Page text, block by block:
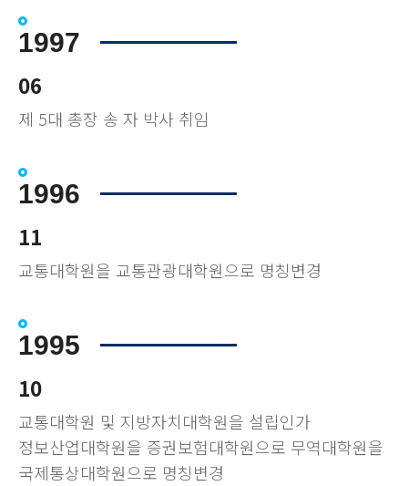
1997
06
제 5대 총장 송 자 박사 취임
1996
11
교통대학원을 교통관광대학원으로 명칭변경
1995
10
교통대학원 및 지방자치대학원을 설립인가
정보산업대학원을 증권보험대학원으로 무역대학원을
국제통상대학원으로 명칭변경